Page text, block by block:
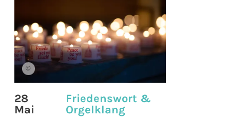
©
28
Mai
Friedenswort &
Orgelklang